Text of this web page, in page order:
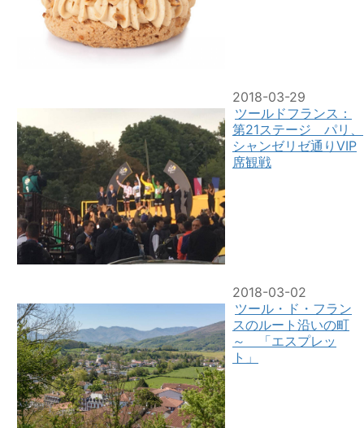
2018-03-29
ツールドフランス：
第21ステージ パリ、
シャンゼリゼ通りVIP
席観戦
2018-03-02
ツール・ド・フラン
スのルート沿いの町
～ 「エスプレッ
ト」